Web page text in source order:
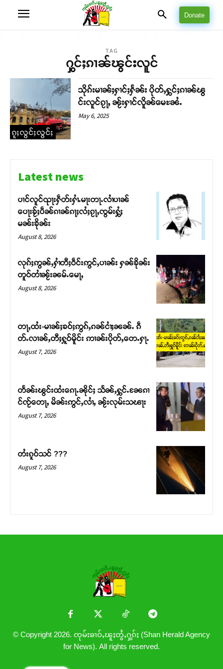
တႃႇႁႂ်ႈသဵင်ၵၢင်ၸႂ်ၵူၼ်းမိူင်း ၵူႈတီႈၵူႈလႅၼ်ပေႃးတေၸွ
တ်ႇ တူဝ်ႈလုမ်ႈၾႃႉၼၼ်ႉ ၶဝ်ႈႁူမ်ႈၵမ်ႉထႅမ် ၸုမ်းၶၢ
ဝ်ႇၽူႈတွႆႇႁွၵ်ႈ လႆႈယူႇၶႃႈဢေႃႈ။
Donate
TAG
ႁွင်ႈၵၢၼ်ၽွင်းလူင်
ၵူႈလွင်ႈလွင်ႈ
သိုၵ်းမၢၼ်ႈႁၢင်ႈႁႅၼ်း ပိုတ်ႇႁွင်ႈၵၢၼ်ၽွ
င်းလူင်ၵႂႃႇ ၼႂ်းႁၢင်လိူၼ်မေႊၼႆႉ
May 6, 2025
Latest news
ပၢင်လူင်ၺႃးႁဵတ်းႁၢႆႉမႃးတႃႉလၢႆပၢၼ် ​​
ပေႃးၶႂ်ႈပဵၼ်ၵၢၼ်ၵႃႈလႆႈၵႂႃႇၸွမ်းႁွႆႈ
မၼ်းၶိုၼ်း
August 8, 2026
လုၵ်ႈဢွၼ်ႇႁၢႆတီႈဝဵင်းဢွင်ႇပၢၼ်း ႁၼ်ၶိုၼ်း
တူဝ်တၢႆၼႂ်းၼမ်ႉမေႃႇ
August 8, 2026
တႃႇထႆး-မၢၼ်ႈၶဝ်ႈဢွၵ်ႇၵၼ်ငၢႆႈၼၼ်ႉ ၵဵ
တ်ႉလၢၼ်ႇတီႈႁူဝ်မိူင်း ဢၢၼ်းပိုတ်ႇတေႉႁႃႉ
August 7, 2026
တႅၼ်းၽွင်းထႆးၵေႃႉၼိုင်ႈ သႅၼ်ႇႁွင်ႉၼႄၵၢ
င်ၸႂ်တေႃႇ မိၼ်းဢွင်ႇလၢႆႇ ၼႂ်းလုမ်းသၽႃး
August 7, 2026
တႆးၵူဝ်သင် ???
August 7, 2026
© Copyright 2026. ၸုမ်းၶၢဝ်ႇၽူႈတွႆႇႁွၵ်ႈ (Shan Herald Agency
for News). All rights reserved.